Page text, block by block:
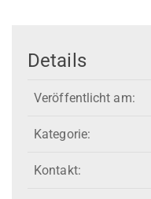
Details
Veröffentlicht am:
Kategorie:
Kontakt: